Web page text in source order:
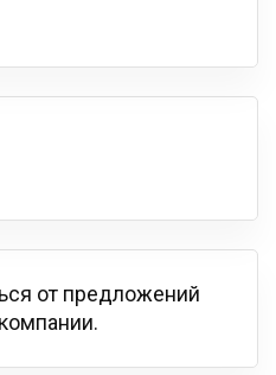
от предложений